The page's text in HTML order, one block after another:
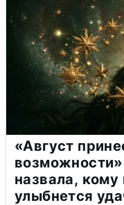
«Август
назвала, кому
улыбнется